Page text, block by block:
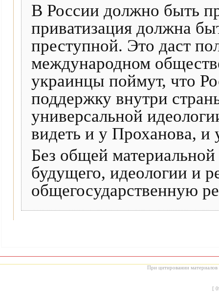
В России должно быть
приватизация должна
преступной. Это даст
международном
украинцы поймут, что
поддержку внутри
универсальной
видеть и у Проханова,
Без общей
будущего, идеологии и
общегосударственную
При цитировании материалов
[